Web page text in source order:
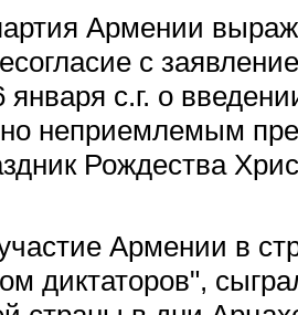
Армении
с
с.г. о
неприемлемым
Рождества
Армении в
диктаторов",